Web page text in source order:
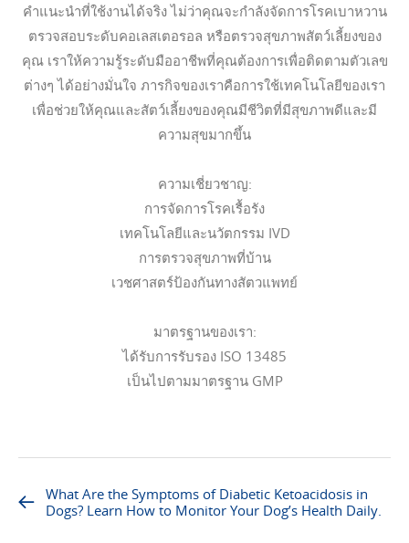
คำแนะนำที่ใช้งานได้จริง ไม่ว่าคุณจะกำลังจัดการโรคเบาหวาน
ตรวจสอบระดับคอเลสเตอรอล หรือตรวจสุขภาพสัตว์เลี้ยงของ
คุณ เราให้ความรู้ระดับมืออาชีพที่คุณต้องการเพื่อติดตามตัวเลข
ต่างๆ ได้อย่างมั่นใจ ภารกิจของเราคือการใช้เทคโนโลยีของเรา
เพื่อช่วยให้คุณและสัตว์เลี้ยงของคุณมีชีวิตที่มีสุขภาพดีและมี
ความสุขมากขึ้น
ความเชี่ยวชาญ:
การจัดการโรคเรื้อรัง
เทคโนโลยีและนวัตกรรม IVD
การตรวจสุขภาพที่บ้าน
เวชศาสตร์ป้องกันทางสัตวแพทย์
มาตรฐานของเรา:
ได้รับการรับรอง ISO 13485
เป็นไปตามมาตรฐาน GMP
What Are the Symptoms of Diabetic Ketoacidosis in
Dogs? Learn How to Monitor Your Dog’s Health Daily.